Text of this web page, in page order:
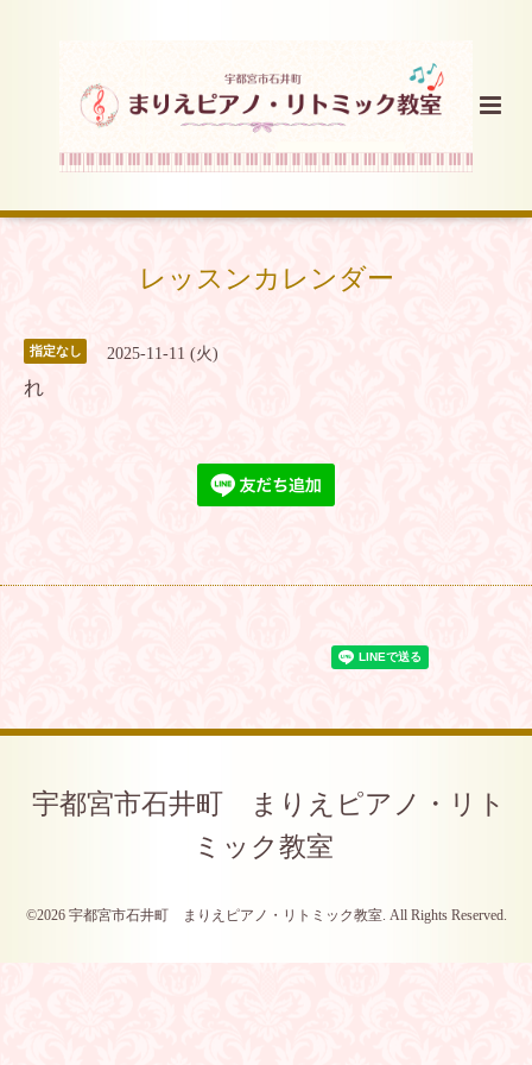
レッスンカレンダー
指定なし 2025-11-11 (火)
れ
宇都宮市石井町 まりえピアノ・リト
ミック教室
©2026 宇都宮市石井町 まりえピアノ・リトミック教室. All Rights Reserved.